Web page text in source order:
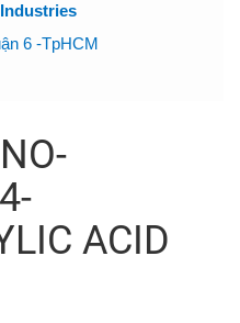
6 -TpHCM
ACID